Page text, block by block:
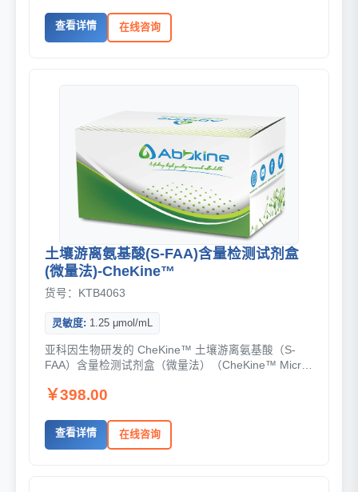
查看详情 在线咨询
土壤游离氨基酸(S-FAA)含量检测试剂盒
(微量法)-CheKine™
货号：KTB4063
灵敏度: 1.25 μmol/mL
亚科因生物研发的 CheKine™ 土壤游离氨基酸（S-
FAA）含量检测试剂盒（微量法）（CheKine™ Micro
￥398.00
查看详情 在线咨询